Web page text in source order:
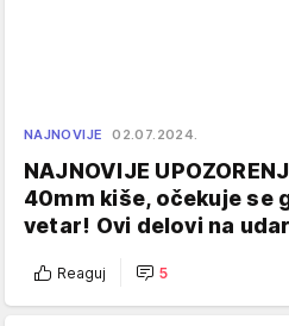
NAJNOVIJE 02.07.2024.
NAJNOVIJE
40mm kiše, očekuje se
vetar! Ovi delovi na
Reaguj 5